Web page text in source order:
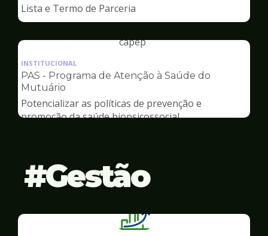
Capep
Lista e Termo de Parceria
Ilustração
pagina
Capep
INSTITUCIONAL
PAS - Programa de Atenção à Saúde do
Mutuário
Potencializar as políticas de prevenção e
promoção da saúde biopsicossocial
Gestão